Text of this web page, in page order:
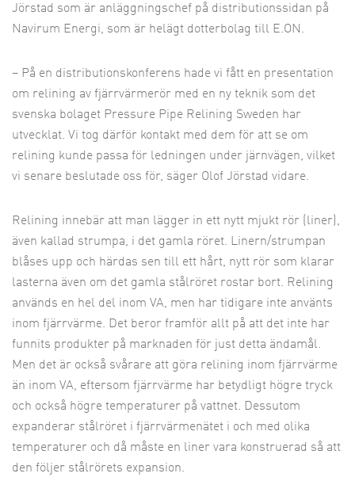
Jörstad som är anläggningschef på distributionssidan på
Navirum Energi, som är helägt dotterbolag till E.ON.
– På en distributionskonferens hade vi fått en presentation
om relining av fjärrvärmerör med en ny teknik som det
svenska bolaget Pressure Pipe Relining Sweden har
utvecklat. Vi tog därför kontakt med dem för att se om
relining kunde passa för ledningen under järnvägen, vilket
vi senare beslutade oss för, säger Olof Jörstad vidare.
Relining innebär att man lägger in ett nytt mjukt rör (liner),
även kallad strumpa, i det gamla röret. Linern/strumpan
blåses upp och härdas sen till ett hårt, nytt rör som klarar
lasterna även om det gamla stålröret rostar bort. Relining
används en hel del inom VA, men har tidigare inte använts
inom fjärrvärme. Det beror framför allt på att det inte har
funnits produkter på marknaden för just detta ändamål.
Men det är också svårare att göra relining inom fjärrvärme
än inom VA, eftersom fjärrvärme har betydligt högre tryck
och också högre temperaturer på vattnet. Dessutom
expanderar stålröret i fjärrvärmenätet i och med olika
temperaturer och då måste en liner vara konstruerad så att
den följer stålrörets expansion.